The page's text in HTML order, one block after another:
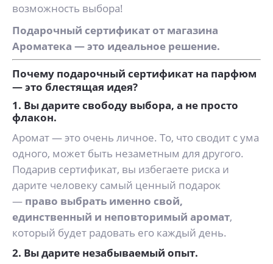
возможность выбора!
Подарочный сертификат от магазина
Ароматека — это идеальное решение.
Почему подарочный сертификат на парфюм
— это блестящая идея?
1. Вы дарите свободу выбора, а не просто
флакон.
Аромат — это очень личное. То, что сводит с ума
одного, может быть незаметным для другого.
Подарив сертификат, вы избегаете риска и
дарите человеку самый ценный подарок
— право выбрать именно свой,
единственный и неповторимый аромат,
который будет радовать его каждый день.
2. Вы дарите незабываемый опыт.